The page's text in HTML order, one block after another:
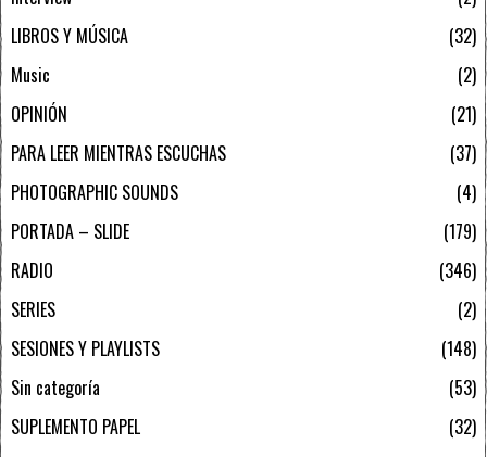
LIBROS Y MÚSICA
32
Music
2
OPINIÓN
21
PARA LEER MIENTRAS ESCUCHAS
37
PHOTOGRAPHIC SOUNDS
4
PORTADA – SLIDE
179
RADIO
346
SERIES
2
SESIONES Y PLAYLISTS
148
Sin categoría
53
SUPLEMENTO PAPEL
32